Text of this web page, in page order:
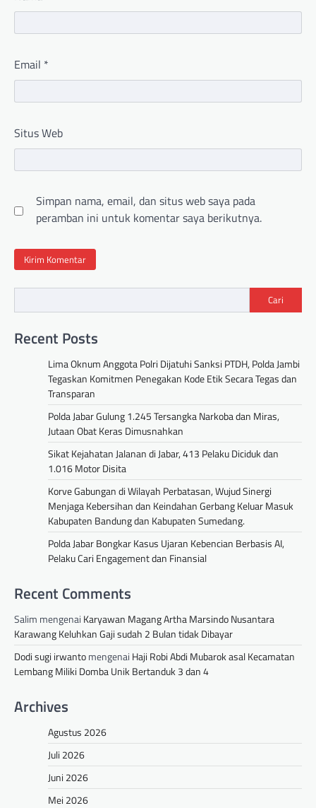
Email *
Situs Web
Simpan nama, email, dan situs web saya pada
peramban ini untuk komentar saya berikutnya.
Cari
Recent Posts
Lima Oknum Anggota Polri Dijatuhi Sanksi PTDH, Polda Jambi
Tegaskan Komitmen Penegakan Kode Etik Secara Tegas dan
Transparan
Polda Jabar Gulung 1.245 Tersangka Narkoba dan Miras,
Jutaan Obat Keras Dimusnahkan
Sikat Kejahatan Jalanan di Jabar, 413 Pelaku Diciduk dan
1.016 Motor Disita
Korve Gabungan di Wilayah Perbatasan, Wujud Sinergi
Menjaga Kebersihan dan Keindahan Gerbang Keluar Masuk
Kabupaten Bandung dan Kabupaten Sumedang.
Polda Jabar Bongkar Kasus Ujaran Kebencian Berbasis AI,
Pelaku Cari Engagement dan Finansial
Recent Comments
Salim mengenai Karyawan Magang Artha Marsindo Nusantara
Karawang Keluhkan Gaji sudah 2 Bulan tidak Dibayar
Dodi sugi irwantomengenai Haji Robi Abdi Mubarok asal Kecamatan
Lembang Miliki Domba Unik Bertanduk 3 dan 4
Archives
Agustus 2026
Juli 2026
Juni 2026
Mei 2026